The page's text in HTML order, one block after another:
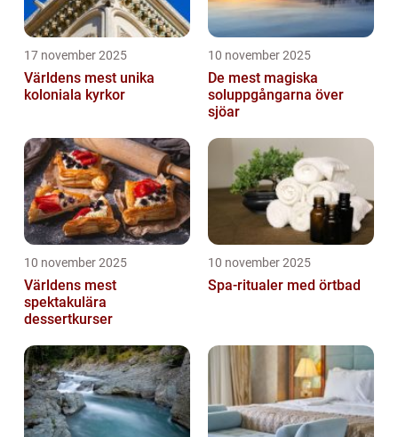
17 november 2025
Världens mest unika
koloniala kyrkor
10 november 2025
De mest magiska
soluppgångarna över
sjöar
10 november 2025
Världens mest
spektakulära
dessertkurser
10 november 2025
Spa-ritualer med örtbad